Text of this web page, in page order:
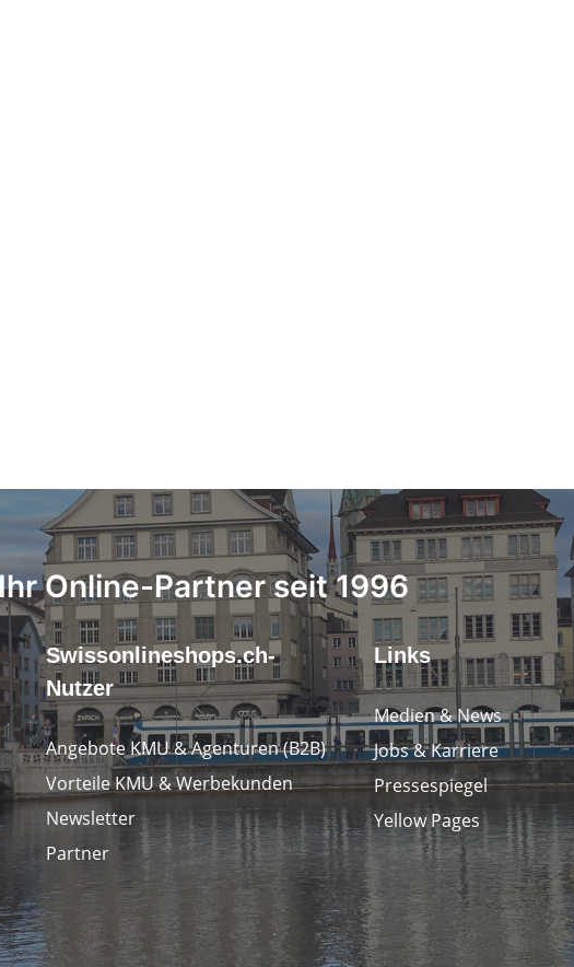
Online-Partner seit 1996
Swissonlineshops.ch-
Nutzer
Angebote KMU & Agenturen (B2B)
Vorteile KMU & Werbekunden
Newsletter
Partner
Links
Medien & News
Jobs & Karriere
Pressespiegel
Yellow Pages